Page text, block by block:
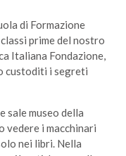
di Formazione
prime del nostro
Italiana Fondazione,
custoditi i segreti
sale museo della
vedere i macchinari
nei libri. Nella